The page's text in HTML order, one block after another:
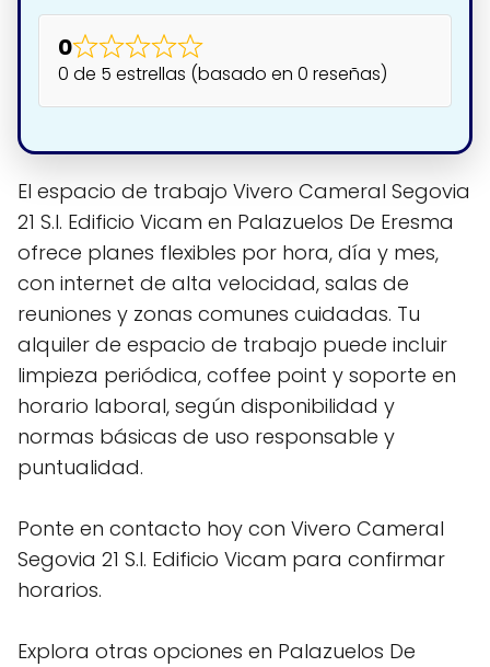
0
0 de 5 estrellas (basado en 0 reseñas)
El espacio de trabajo Vivero Cameral Segovia
21 S.l. Edificio Vicam en Palazuelos De Eresma
ofrece planes flexibles por hora, día y mes,
con internet de alta velocidad, salas de
reuniones y zonas comunes cuidadas. Tu
alquiler de espacio de trabajo puede incluir
limpieza periódica, coffee point y soporte en
horario laboral, según disponibilidad y
normas básicas de uso responsable y
puntualidad.
Ponte en contacto hoy con Vivero Cameral
Segovia 21 S.l. Edificio Vicam para confirmar
horarios.
Explora otras opciones en Palazuelos De